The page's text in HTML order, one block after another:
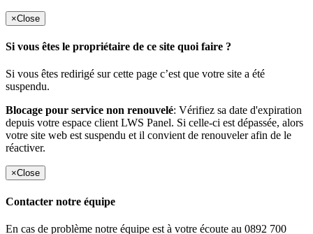
×Close
Si vous êtes le propriétaire de ce site quoi faire ?
Si vous êtes redirigé sur cette page c’est que votre site a été
suspendu.
Blocage pour service non renouvelé: Vérifiez sa date d'expiration
depuis votre espace client LWS Panel. Si celle-ci est dépassée, alors
votre site web est suspendu et il convient de renouveler afin de le
réactiver.
×Close
Contacter notre équipe
En cas de problème notre équipe est à votre écoute au 0892 700